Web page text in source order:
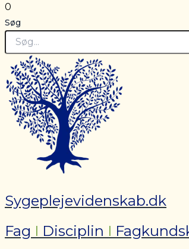
0
Søg
Sygeplejevidenskab.dk
Fag I Disciplin I